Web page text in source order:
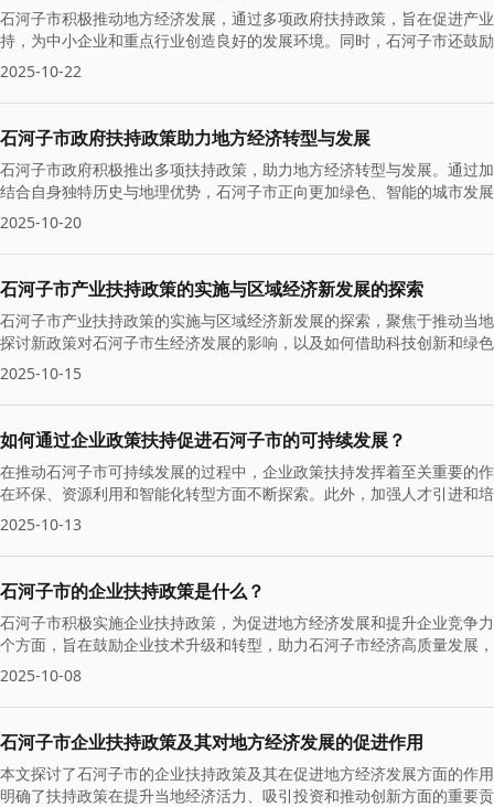
石河子市积极推动地方经济发展，通过多项政府扶持政策，旨在促进产
持，为中小企业和重点行业创造良好的发展环境。同时，石河子市还鼓
2025-10-22
石河子市政府扶持政策助力地方经济转型与发展
石河子市政府积极推出多项扶持政策，助力地方经济转型与发展。通过
结合自身独特历史与地理优势，石河子市正向更加绿色、智能的城市发
2025-10-20
石河子市产业扶持政策的实施与区域经济新发展的探索
石河子市产业扶持政策的实施与区域经济新发展的探索，聚焦于推动当
探讨新政策对石河子市生经济发展的影响，以及如何借助科技创新和绿
2025-10-15
如何通过企业政策扶持促进石河子市的可持续发展？
在推动石河子市可持续发展的过程中，企业政策扶持发挥着至关重要的
在环保、资源利用和智能化转型方面不断探索。此外，加强人才引进和
2025-10-13
石河子市的企业扶持政策是什么？
石河子市积极实施企业扶持政策，为促进地方经济发展和提升企业竞争
个方面，旨在鼓励企业技术升级和转型，助力石河子市经济高质量发展
2025-10-08
石河子市企业扶持政策及其对地方经济发展的促进作用
本文探讨了石河子市的企业扶持政策及其在促进地方经济发展方面的作
明确了扶持政策在提升当地经济活力、吸引投资和推动创新方面的重要